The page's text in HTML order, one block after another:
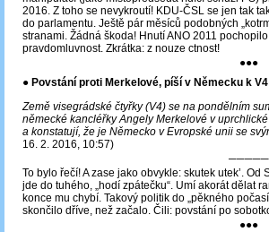
2016. Z toho se nevykroutí! KDU-ČSL se jen tak
do parlamentu. Ještě pár měsíců podobných
stranami. Žádná škoda! Hnutí ANO 2011
pravdomluvnost. Zkrátka: z nouze ctnost!
●●●
● Povstání proti Merkelové, píší v Německu k
Země visegrádské čtyřky (V4) se na pondělním
německé kancléřky Angely Merkelové v
a konstatují, že je Německo v Evropské unii se
16. 2. 2016, 10:57)
─────
To bylo řečí! A zase jako obvykle: skutek utek’.
jde do tuhého, „hodí zpátečku“. Umí akorát dělat
konce mu chybí. Takový politik do „pěkného
skončilo dříve, než začalo. Čili: povstání po
●●●